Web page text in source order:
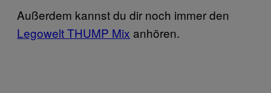
Außerdem kannst du dir noch immer den
Legowelt THUMP Mix anhören.